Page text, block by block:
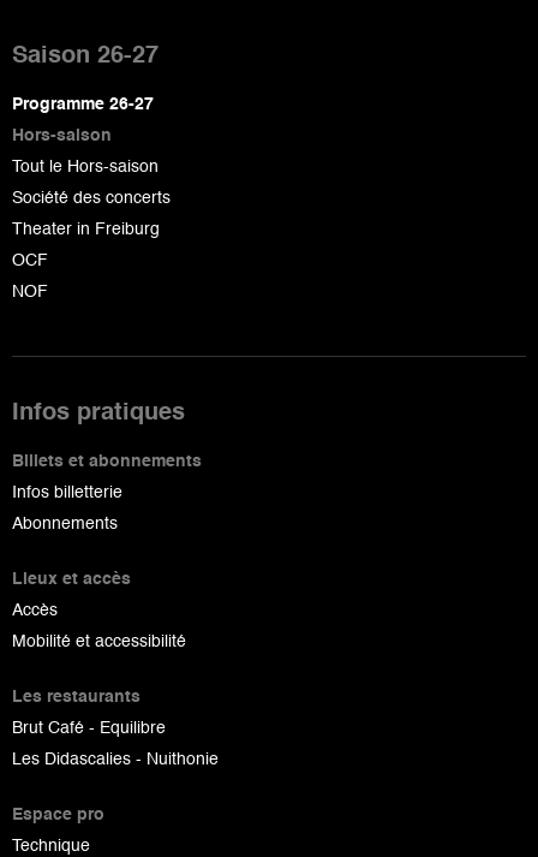
de
page
Saison 26-27
Programme 26-27
Hors-saison
Tout le Hors-saison
Société des concerts
Theater in Freiburg
OCF
NOF
Infos pratiques
Billets et abonnements
Infos billetterie
Abonnements
Lieux et accès
Accès
Mobilité et accessibilité
Les restaurants
Brut Café - Equilibre
Les Didascalies - Nuithonie
Espace pro
Technique